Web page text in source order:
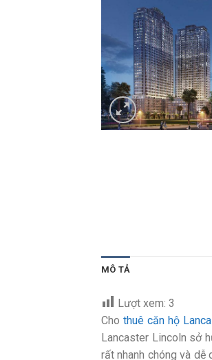
MÔ TẢ
Lượt xem: 3
Chothuê căn hộ
Lancaster Lincoln sở
rất nhanh chóng và